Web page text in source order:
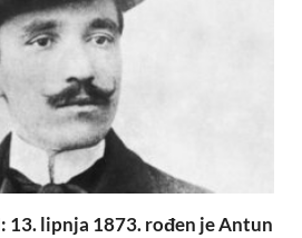
13. lipnja 1873. rođen je Antun